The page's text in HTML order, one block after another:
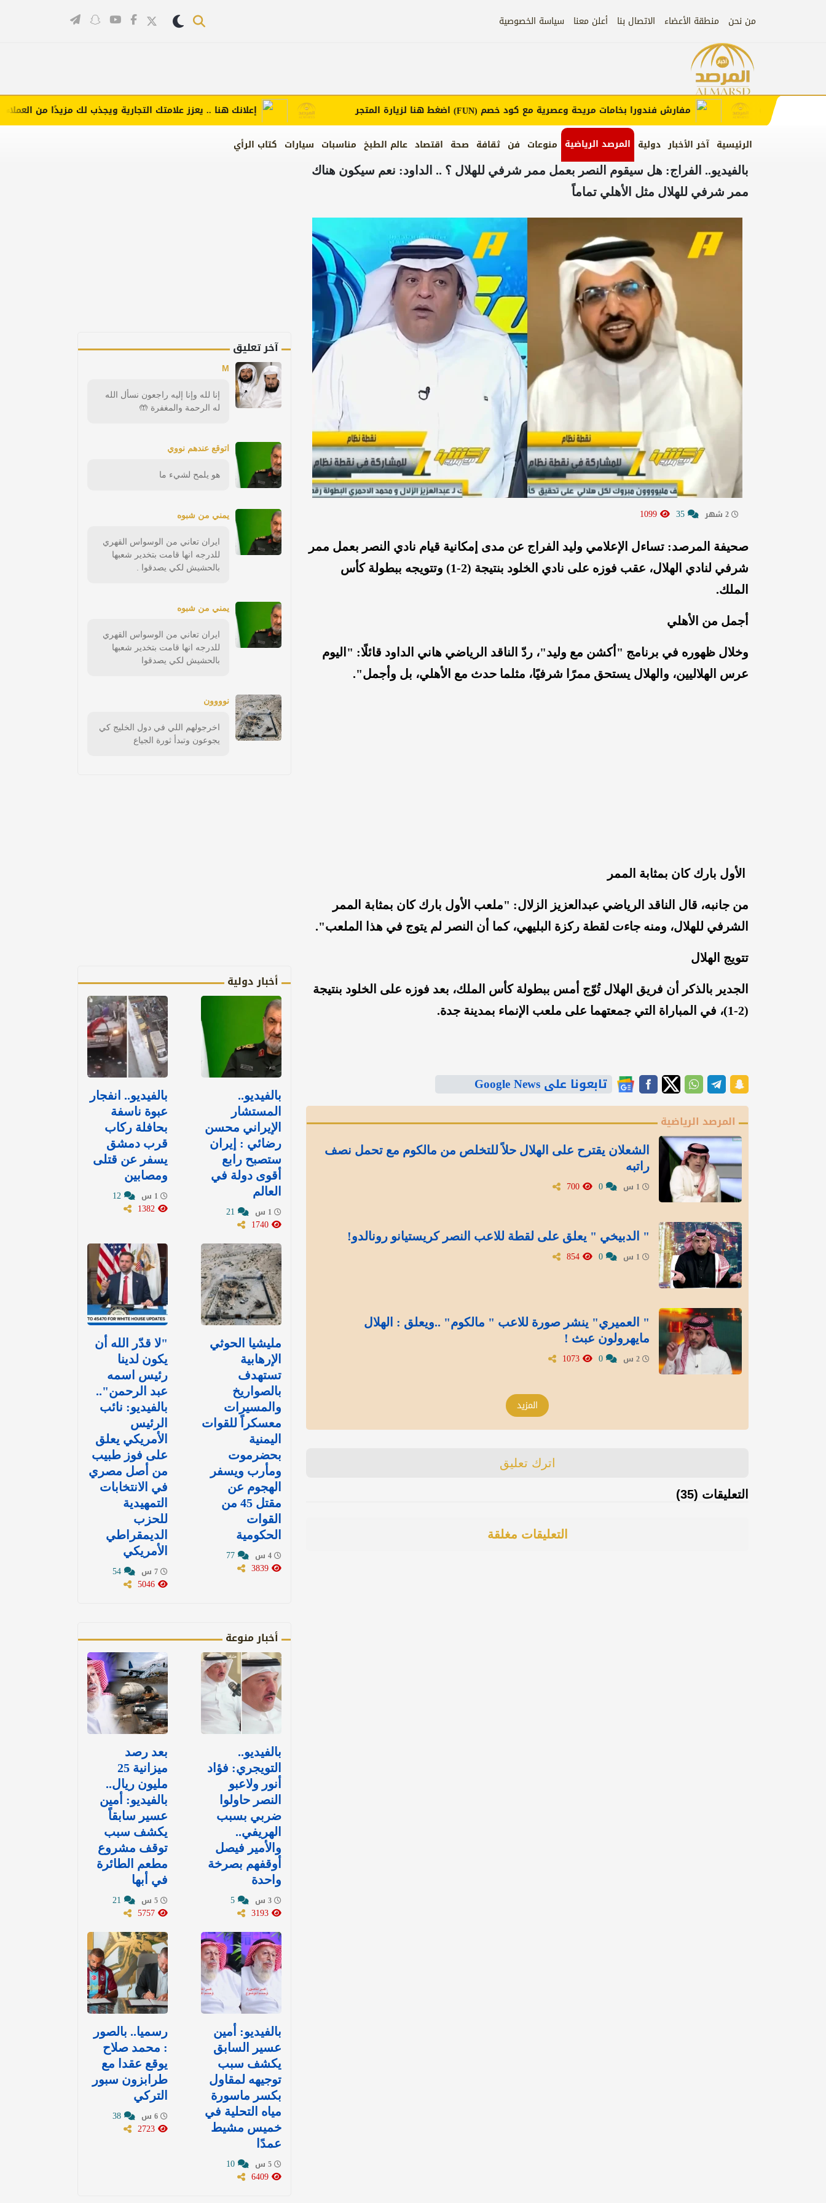
من نحن منطقة الأعضاء الاتصال بنا أعلن معنا سياسة الخصوصية
الرئيسية آخر الأخبار دولية المرصد الرياضية منوعات فن ثقافة صحة اقتصاد عالم الطبخ مناسبات سيارات كتاب الرأي
إعلانك هنا .. يعزز علامتك التجارية ويجذب لك مزيدًا من العملاء مفارش فندورا بخامات مريحة وعصرية مع كود خصم (FUN)اضغط هنا لزيارة المتجر
بالفيديو.. الفراج: هل سيقوم النصر بعمل ممر شرفي للهلال ؟ .. الداود: نعم سيكون هناك
ممر شرفي للهلال مثل الأهلي تماماً
صحيفة المرصد: تساءل الإعلامي وليد الفراج عن مدى إمكانية قيام نادي النصر بعمل ممر
شرفي لنادي الهلال، عقب فوزه على نادي الخلود بنتيجة (2-1) وتتويجه ببطولة كأس
الملك.
أجمل من الأهلي
وخلال ظهوره في برنامج "أكشن مع وليد"، ردّ الناقد الرياضي هاني الداود قائلًا: "اليوم
عرس الهلاليين، والهلال يستحق ممرًا شرفيًا، مثلما حدث مع الأهلي، بل وأجمل".
الأول بارك كان بمثابة الممر
من جانبه، قال الناقد الرياضي عبدالعزيز الزلال: "ملعب الأول بارك كان بمثابة الممر
الشرفي للهلال، ومنه جاءت لقطة ركزة البليهي، كما أن النصر لم يتوج في هذا الملعب".
تتويج الهلال
الجدير بالذكر أن فريق الهلال تُوّج أمس ببطولة كأس الملك، بعد فوزه على الخلود بنتيجة
(2-1)، في المباراة التي جمعتهما على ملعب الإنماء بمدينة جدة.
تابعونا على Google News
المرصد الرياضية
الشعلان يقترح على الهلال حلاً للتخلص من مالكوم مع تحمل نصف
راتبه
" الدبيخي " يعلق على لقطة للاعب النصر كريستيانو رونالدو!
" العميري" ينشر صورة للاعب " مالكوم" ..ويعلق : الهلال
مايهرولون عبث !
المزيد
اترك تعليق
التعليقات (35)
التعليقات مغلقة
آخر تعليق
M
إنا لله وإنا إليه راجعون نسأل الله
له الرحمة والمغفرة 🤲
اتوقع عندهم نووي
هو يلمح لشيء ما
يمني من شبوه
ايران تعاني من الوسواس القهري
للدرجه انها قامت بتخدير شعبها
بالحشيش لكي يصدقوا .
يمني من شبوه
ايران تعاني من الوسواس القهري
للدرجه انها قامت بتخدير شعبها
بالحشيش لكي يصدقوا
نوووون
اخرجولهم اللي في دول الخليج كي
يجوعون وتبدأ ثورة الجياع
أخبار دولية
بالفيديو..
المستشار
الإيراني محسن
رضائي : إيران
ستصبح رابع
أقوى دولة في
العالم
بالفيديو.. انفجار
عبوة ناسفة
بحافلة ركاب
قرب دمشق
يسفر عن قتلى
ومصابين
مليشيا الحوثي
الإرهابية
تستهدف
بالصواريخ
والمسيرات
معسكراً للقوات
اليمنية
بحضرموت
ومأرب ويسفر
الهجوم عن
مقتل 45 من
القوات
الحكومية
"لا قدّر الله أن
يكون لدينا
رئيس اسمه
عبد الرحمن"..
بالفيديو: نائب
الرئيس
الأمريكي يعلق
على فوز طبيب
من أصل مصري
في الانتخابات
التمهيدية
للحزب
الديمقراطي
الأمريكي
أخبار منوعة
بالفيديو..
التويجري: فؤاد
أنور ولاعبو
النصر حاولوا
ضربي بسبب
الهريفي..
والأمير فيصل
أوقفهم بصرخة
واحدة
بعد رصد
ميزانية 25
مليون ريال..
بالفيديو: أمين
عسير سابقاً
يكشف سبب
توقف مشروع
مطعم الطائرة
في أبها
بالفيديو: أمين
عسير السابق
يكشف سبب
توجيهه لمقاول
بكسر ماسورة
مياه التحلية في
خميس مشيط
عمدًا
رسميا.. بالصور
: محمد صلاح
يوقع عقدا مع
طرابزون سبور
التركي